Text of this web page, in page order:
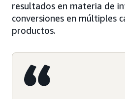
resultados en materia de
conversiones en múltiples
productos.